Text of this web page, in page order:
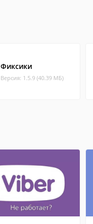
Фиксики
Версия: 1.5.9 (40.39 МБ)